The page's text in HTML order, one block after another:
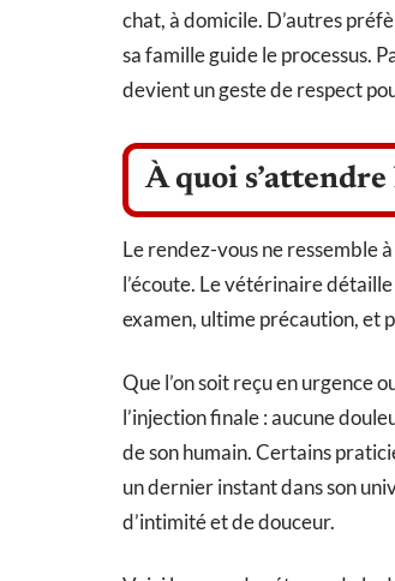
chat, à domicile. D’autres
sa famille guide le processus.
devient un geste de respect
À quoi
Le rendez-vous ne ressemble
l’écoute. Le vétérinaire
examen, ultime précaution, et
Que l’on soit reçu en urgence
l’injection finale : aucune
de son humain. Certains
un dernier instant dans son
d’intimité et de douceur.